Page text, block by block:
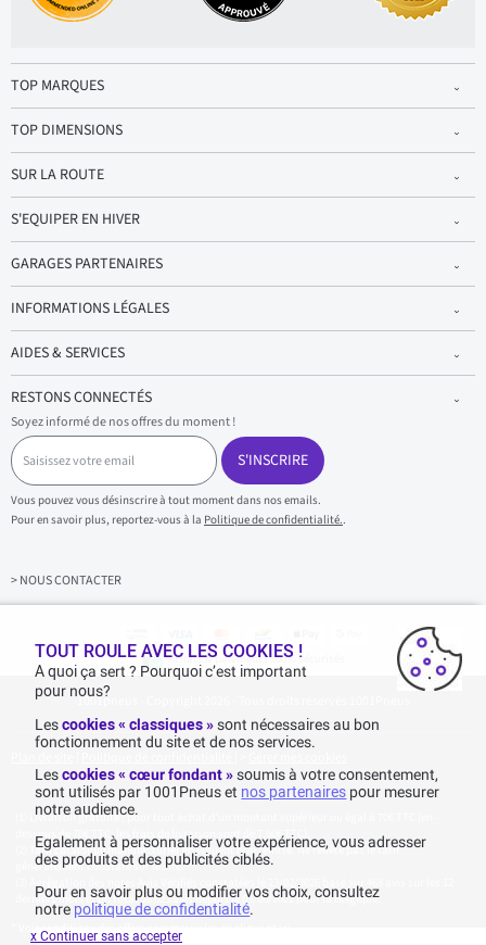
TOP MARQUES
TOP DIMENSIONS
SUR LA ROUTE
S'EQUIPER EN HIVER
GARAGES PARTENAIRES
INFORMATIONS LÉGALES
AIDES & SERVICES
RESTONS CONNECTÉS
Soyez informé de nos offres du moment !
S
a
i
s
i
s
z
v
S'INSCRIRE
Vous pouvez vous désinscrire à tout moment dans nos emails.
Pour en savoir plus, reportez-vous à la Politique de confidentialité..
> NOUS CONTACTER
Achats & paiements 100% sécurisés
1001pneus - Copyright 2026 - Tous droits réservés 1001Pneus
Livraison gratuite : pour tout achat d'un montant supérieur ou égal à 70€ TTC (en-
dessous de 70€ TTC, les frais de livraison sont de 7,90€ TTC).
Tarif catalogue manufacturier en vigueur non remisé. Ne reflète pas le tarif
généralement constaté sur le site.
Agrégation des notes Avis Vérifiés constatées le 23/02/2026 basé sur 468 avis sur les 12
derniers mois et un total de 623 avis depuis le 03/06/2022 pour la Belgique.
* Voir conditions des offres commerciales en
TOUT ROULE AVEC LES COOKIES !
A quoi ça sert ? Pourquoi c’est important
pour nous?
Lescookies « classiques »sont nécessaires au bon
fonctionnement du site et de nos services.
Lescookies « cœur fondant » soumis à votre consentement,
sont utilisés par 1001Pneus et nos partenaires pour mesurer
notre audience.
Egalement à personnaliser votre expérience, vous adresser
des produits et des publicités ciblés.
Pour en savoir plus ou modifier vos choix, consultez
notre politique de confidentialité.
x Continuer sans accepter